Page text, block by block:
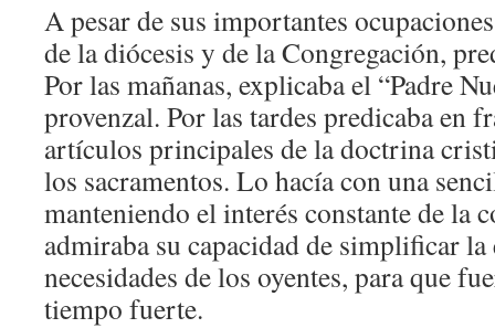
A pesar de sus importantes
de la diócesis y de la Congregación,
Por las mañanas, explicaba el “Padre
provenzal. Por las tardes predicaba en
artículos principales de la doctrina
los sacramentos. Lo hacía con una
manteniendo el interés constante de la
admiraba su capacidad de simplificar
necesidades de los oyentes, para que
tiempo fuerte.